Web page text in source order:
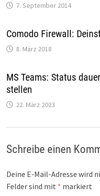
7. September 2014
Comodo Firewall:
8. März 2018
MS Teams: Status
stellen
22. März 2023
Schreibe einen
Deine E-Mail-Adresse wird
Felder sind mit * markiert